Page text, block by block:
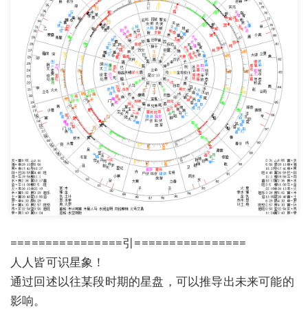
================引================
人人皆可识星象！
通过回述以往某段时期的星盘，可以推导出未来可能的
影响。